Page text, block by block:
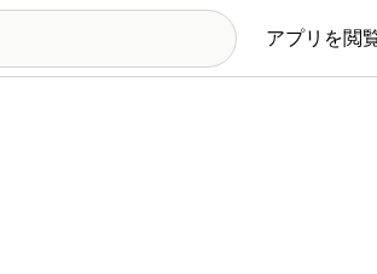
アプリを閲